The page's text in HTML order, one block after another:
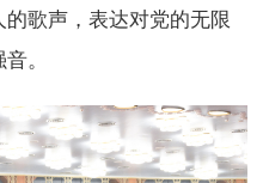
歌声，表达对党的无限
。